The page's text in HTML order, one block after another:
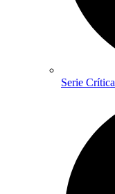
Serie Crítica